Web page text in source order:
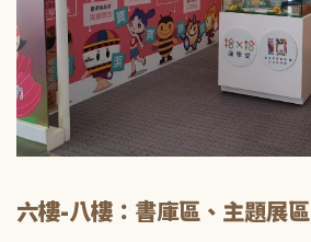
六樓-八樓：書庫區、主題展區